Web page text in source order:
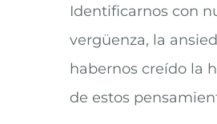
Identificarnos con
vergüenza, la
habernos creído la
de estos